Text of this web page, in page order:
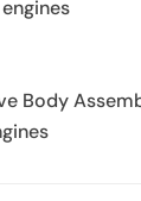
engines
Body